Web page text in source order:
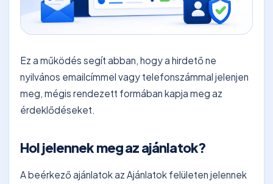
Ez a működés segít abban, hogy a hirdető ne
nyilvános emailcímmel vagy telefonszámmal jelenjen
meg, mégis rendezett formában kapja meg az
érdeklődéseket.
Hol jelennek meg az ajánlatok?
A beérkező ajánlatok az Ajánlatok felületen jelennek